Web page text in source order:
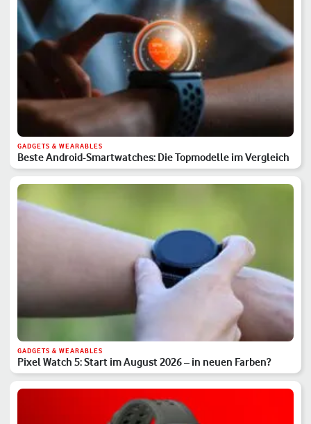
GADGETS & WEARABLES
Beste Android-Smartwatches: Die Topmodelle im Vergleich
GADGETS & WEARABLES
Pixel Watch 5: Start im August 2026 – in neuen Farben?